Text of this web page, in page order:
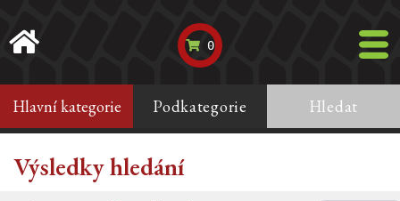
0
Hlavní kategorie Podkategorie Hledat
Výsledky hledání